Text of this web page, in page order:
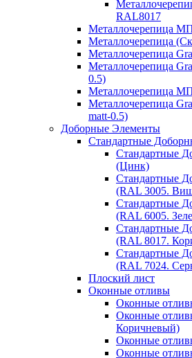
RAL8017
Металлочерепица
Металлочерепица
Металлочерепица
Металлочерепица
0.5)
Металлочерепица
Металлочерепица
matt-0.5)
Доборные Элементы
Стандартные
Стандартные
(Цинк)
Стандартные
(RAL 3005.
Стандартные
(RAL 6005.
Стандартные
(RAL 8017.
Стандартные
(RAL 7024.
Плоский лист
Оконные отливы
Оконные
Оконные
Коричневый)
Оконные
Оконные